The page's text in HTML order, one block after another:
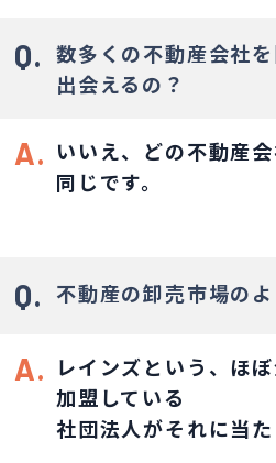
Q. 数多くの不動産会社
出会えるの？
A. いいえ、どの不動産
同じです。
Q. 不動産の卸売市場の
A. レインズという、ほ
加盟している
社団法人がそれに当た